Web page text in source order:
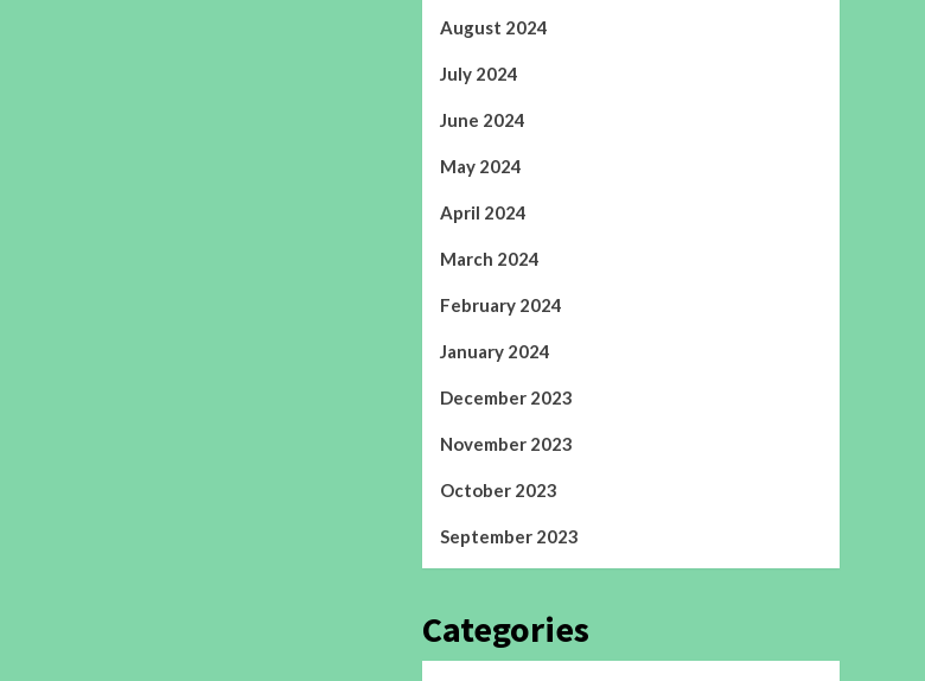
August 2024
July 2024
June 2024
May 2024
April 2024
March 2024
February 2024
January 2024
December 2023
November 2023
October 2023
September 2023
Categories